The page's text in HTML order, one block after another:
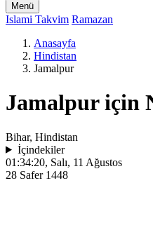
Menü
Islami Takvim Ramazan
Anasayfa
Hindistan
Jamalpur
Jamalpur için
Bihar, Hindistan
İçindekiler
01:34:20, Salı, 11 Ağustos
28 Safer 1448